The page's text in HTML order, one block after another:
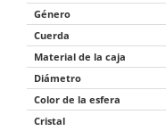
Género
Cuerda
Material de la caja
Diámetro
Color de la esfera
Cristal